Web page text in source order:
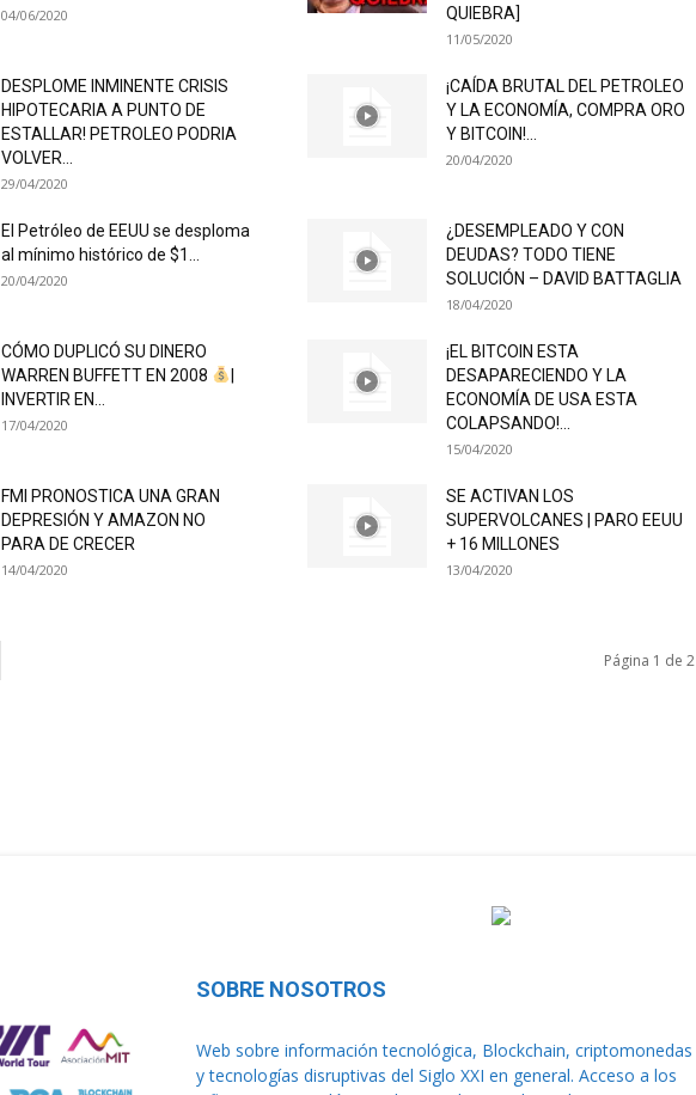
04/06/2020
QUIEBRA]
11/05/2020
DESPLOME INMINENTE CRISIS
HIPOTECARIA A PUNTO DE
ESTALLAR! PETROLEO PODRIA
VOLVER...
29/04/2020
¡CAÍDA BRUTAL DEL PETROLEO
Y LA ECONOMÍA, COMPRA ORO
Y BITCOIN!...
20/04/2020
El Petróleo de EEUU se desploma
al mínimo histórico de $1...
20/04/2020
¿DESEMPLEADO Y CON
DEUDAS? TODO TIENE
SOLUCIÓN – DAVID BATTAGLIA
18/04/2020
CÓMO DUPLICÓ SU DINERO
WARREN BUFFETT EN 2008
INVERTIR EN...
17/04/2020
¡EL BITCOIN ESTA
DESAPARECIENDO Y LA
ECONOMÍA DE USA ESTA
COLAPSANDO!...
15/04/2020
FMI PRONOSTICA UNA GRAN
DEPRESIÓN Y AMAZON NO
PARA DE CRECER
14/04/2020
SE ACTIVAN LOS
SUPERVOLCANES | PARO EEUU
+ 16 MILLONES
13/04/2020
Página 1 de 2
SOBRE NOSOTROS
Web sobre información tecnológica, Blockchain, criptomonedas
y tecnologías disruptivas del Siglo XXI en general. Acceso a los